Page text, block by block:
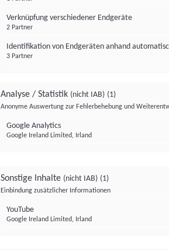
Verknüpfung verschiedener Endgeräte
2 Partner
Identifikation von Endgeräten anhand
3 Partner
Analyse / Statistik (nicht IAB) (1)
Anonyme Auswertung zur Fehlerbehebung und
Google Analytics
Google Ireland Limited, Irland
Sonstige Inhalte (nicht IAB) (1)
Einbindung zusätzlicher Informationen
YouTube
Google Ireland Limited, Irland